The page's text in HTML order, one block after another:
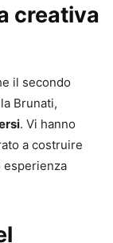
creativa
il secondo
Brunati,
. Vi hanno
a costruire
esperienza